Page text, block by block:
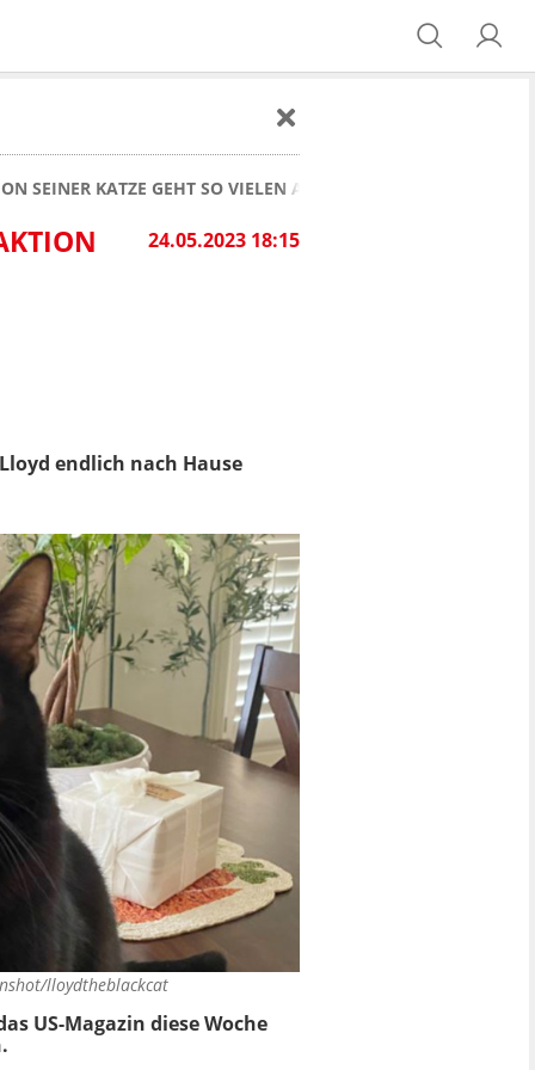
SEINER KATZE GEHT SO VIELEN ANS HERZ
24.05.2023 18:15
endlich nach Hause
lloydtheblackcat
US-Magazin diese Woche